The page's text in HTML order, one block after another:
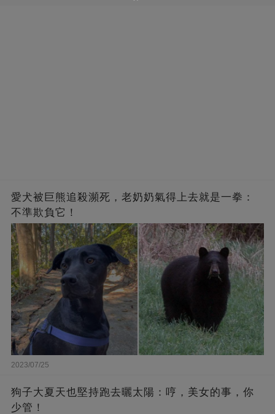
愛犬被巨熊追殺瀕死，老奶奶氣得上去就是一拳：
不準欺負它！
2023/07/25
狗子大夏天也堅持跑去曬太陽：哼，美女的事，你
少管！